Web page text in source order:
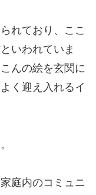
れており、ここ
いわれていま
んの絵を玄関に
く迎え入れるイ
庭内のコミュニ